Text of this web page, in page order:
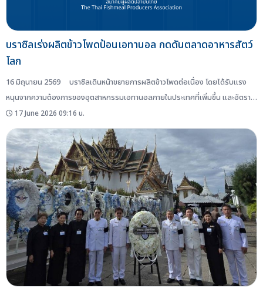
บราซิลเร่งผลิตข้าวโพดป้อนเอทานอล กดดันตลาดอาหารสัตว์
โลก
16 มิถุนายน 2569 บราซิลเดินหน้าขยายการผลิตข้าวโพดต่อเนื่อง โดยได้รับแรง
หนุนจากความต้องการของอุตสาหกรรมเอทานอลภายในประเทศที่เพิ่มขึ้น และอัตรา
กำไรที่สูง ซึ่งนักวิเคราะห์คาดการณ์ว่า แนวโน้มการผลิตในประเทศจะเพิ่มขึ้นอย่างต่อ
เนื่อง โดยเมื่อเดือนเมษายนที่ผ่านมา นายนัน-เดิร์ก มูลเดอร์ (Nan-Dirk Mulder)
ผู้เชี่ยวชาญด้านโปรตีนสัตว์ระดับโลกของ Rabobank บริษัทการเงินจากเนเธอร์แลนฺ
ด์ ระบุในการประชุม WEO Business Conference...
17 June 2026 09:16 น.